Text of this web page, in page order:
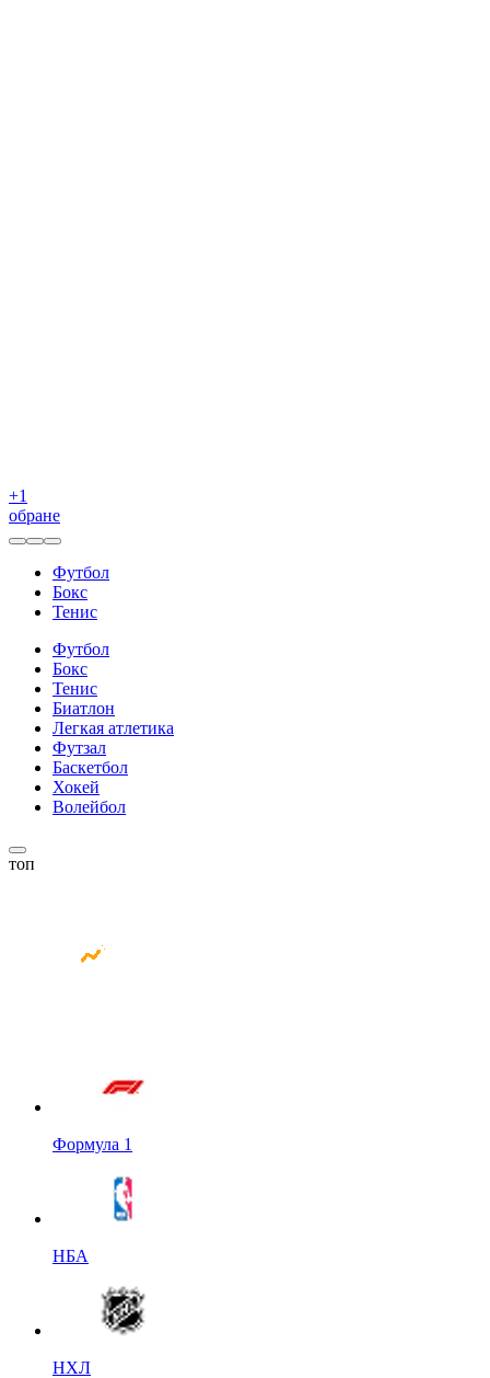
+1
обране
Футбол
Бокс
Тенис
Футбол
Бокс
Тенис
Биатлон
Легкая атлетика
Футзал
Баскетбол
Хокей
Волейбол
топ
Формула 1
НБА
НХЛ